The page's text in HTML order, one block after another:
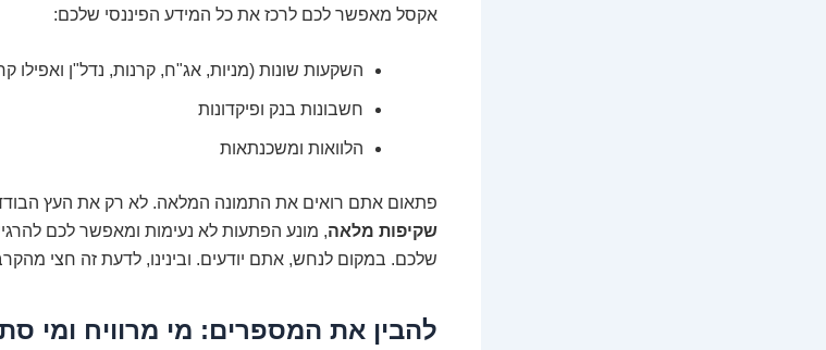
אקסל מאפשר לכם לרכז את כל המידע הפיננסי שלכם:
השקעות שונות (מניות, אג"ח, קרנות, נדל"ן ואפילו
חשבונות בנק ופיקדונות
הלוואות ומשכנתאות
פתאום אתם רואים את התמונה המלאה. לא רק את העץ
שקיפות מלאה, מונע הפתעות לא נעימות ומאפשר לכם
שלכם. במקום לנחש, אתם יודעים. ובינינו, לדעת זה חצי
להבין את המספרים: מי מרוויח ומי